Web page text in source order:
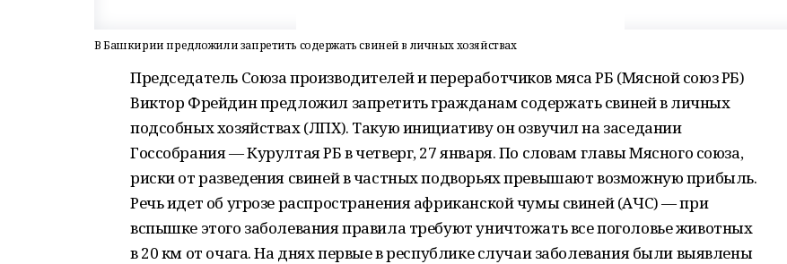
В Башкирии предложили запретить содержать свиней в личных хозяйствах
Председатель Союза производителей и переработчиков мяса РБ (Мясной союз РБ)
Виктор Фрейдин предложил запретить гражданам содержать свиней в личных
подсобных хозяйствах (ЛПХ). Такую инициативу он озвучил на заседании
Госсобрания — Курултая РБ в четверг, 27 января. По словам главы Мясного союза,
риски от разведения свиней в частных подворьях превышают возможную прибыль.
Речь идет об угрозе распространения африканской чумы свиней (АЧС) — при
вспышке этого заболевания правила требуют уничтожать все поголовье животных
в 20 км от очага. На днях первые в республике случаи заболевания были выявлены